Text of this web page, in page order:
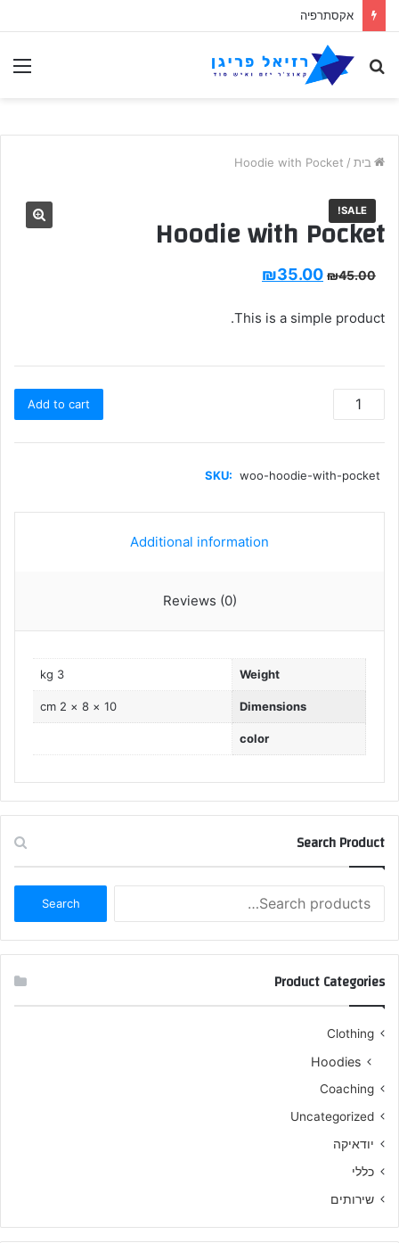
אקסתרפיה
לחפש
בית /
Hoodie with Pocket
SALE!
Hoodie with Pocket
₪45.00
₪35.00
This is a simple product.
Hoodie
Add to cart
SKU: woo-hoodie-with-pocket
Additional information
Reviews (0)
Weight
3 kg
Dimensions
10 × 8 × 2 cm
color
Search Product
for:
Search
Product Categories
Clothing
Hoodies
Coaching
Uncategorized
יודאיקה
כללי
שירותים